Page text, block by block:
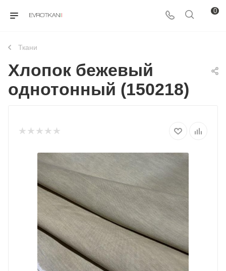
0
Ткани
Хлопок бежевый
однотонный (150218)